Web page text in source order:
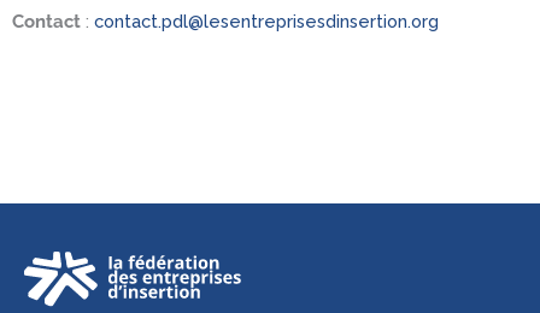
Contact : contact.pdl@lesentreprisesdinsertion.org